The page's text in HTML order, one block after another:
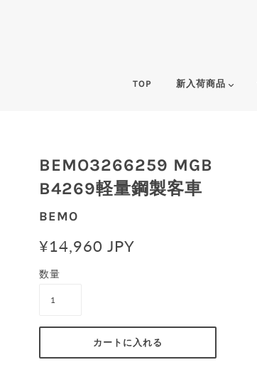
TOP 新入荷商品
BEMO3266259 MGB
B4269軽量鋼製客車
BEMO
¥14,960 JPY
数量